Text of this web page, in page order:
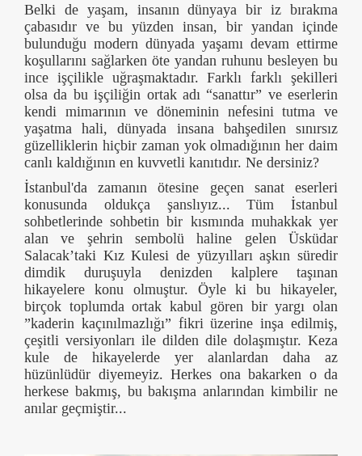
Belki de yaşam, insanın dünyaya bir iz bırakma
çabasıdır ve bu yüzden insan, bir yandan içinde
bulunduğu modern dünyada yaşamı devam ettirme
koşullarını sağlarken öte yandan ruhunu besleyen bu
ince işçilikle uğraşmaktadır. Farklı farklı şekilleri
olsa da bu işçiliğin ortak adı “sanattır” ve eserlerin
kendi mimarının ve döneminin nefesini tutma ve
yaşatma hali, dünyada insana bahşedilen sınırsız
güzelliklerin hiçbir zaman yok olmadığının her daim
canlı kaldığının en kuvvetli kanıtıdır. Ne dersiniz?
İstanbul'da zamanın ötesine geçen sanat eserleri
konusunda oldukça şanslıyız... Tüm İstanbul
sohbetlerinde sohbetin bir kısmında muhakkak yer
alan ve şehrin sembolü haline gelen Üsküdar
Salacak’taki Kız Kulesi de yüzyılları aşkın süredir
dimdik duruşuyla denizden kalplere taşınan
hikayelere konu olmuştur. Öyle ki bu hikayeler,
birçok toplumda ortak kabul gören bir yargı olan
”kaderin kaçınılmazlığı” fikri üzerine inşa edilmiş,
çeşitli versiyonları ile dilden dile dolaşmıştır. Keza
kule de hikayelerde yer alanlardan daha az
hüzünlüdür diyemeyiz. Herkes ona bakarken o da
herkese bakmış, bu bakışma anlarından kimbilir ne
anılar geçmiştir...